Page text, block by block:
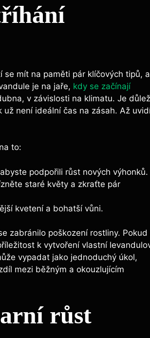
se mít na paměti pár klíčových tipů,
je na jaře, kdy se začínají
v závislosti na klimatu. Je
není ideální čas na zásah. Až
to:
podpořili růst nových výhonků.
staré květy a zkraťte pár
kvetení a bohatší vůni.
zabránilo poškození rostliny. Pokud
k vytvoření vlastní
vypadat jako jednoduchý úkol,
mezi běžným a okouzlujícím
růst